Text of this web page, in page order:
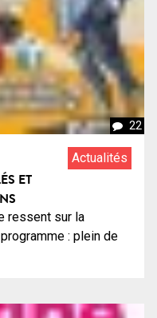
22
Actualités
ET
ressent sur la
: plein de